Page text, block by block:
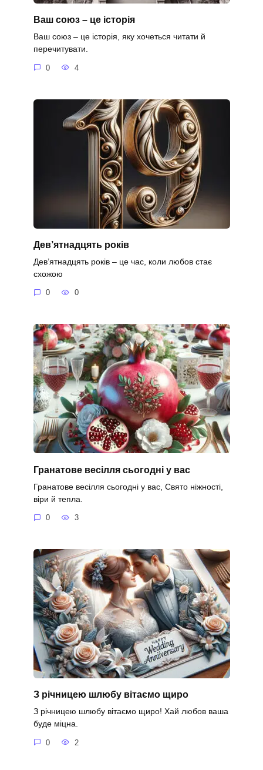
Ваш союз – це історія
Ваш союз – це історія, яку хочеться читати й
перечитувати.
0 4
Дев’ятнадцять років
Дев’ятнадцять років – це час, коли любов стає
схожою
0 0
Гранатове весілля сьогодні у вас
Гранатове весілля сьогодні у вас, Свято ніжності,
віри й тепла.
0 3
З річницею шлюбу вітаємо щиро
З річницею шлюбу вітаємо щиро! Хай любов ваша
буде міцна.
0 2